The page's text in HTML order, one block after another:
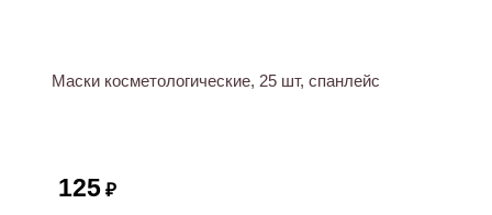
Маски косметологические, 25 шт, спанлейс
125 ₽